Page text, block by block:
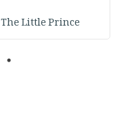
The Little Prince
1